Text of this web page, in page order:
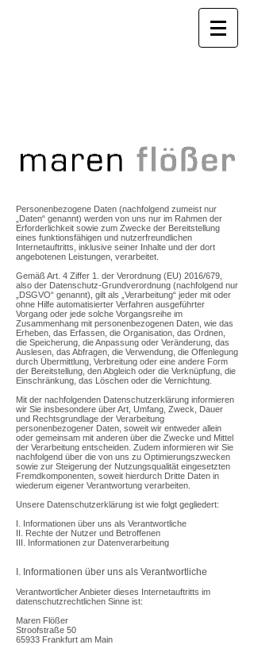
Personenbezogene Daten (nachfolgend zumeist nur
„Daten“ genannt) werden von uns nur im Rahmen der
Erforderlichkeit sowie zum Zwecke der Bereitstellung
eines funktionsfähigen und nutzerfreundlichen
Internetauftritts, inklusive seiner Inhalte und der dort
angebotenen Leistungen, verarbeitet.
Gemäß Art. 4 Ziffer 1. der Verordnung (EU) 2016/679,
also der Datenschutz-Grundverordnung (nachfolgend nur
„DSGVO“ genannt), gilt als „Verarbeitung“ jeder mit oder
ohne Hilfe automatisierter Verfahren ausgeführter
Vorgang oder jede solche Vorgangsreihe im
Zusammenhang mit personenbezogenen Daten, wie das
Erheben, das Erfassen, die Organisation, das Ordnen,
die Speicherung, die Anpassung oder Veränderung, das
Auslesen, das Abfragen, die Verwendung, die Offenlegung
durch Übermittlung, Verbreitung oder eine andere Form
der Bereitstellung, den Abgleich oder die Verknüpfung, die
Einschränkung, das Löschen oder die Vernichtung.
Mit der nachfolgenden Datenschutzerklärung informieren
wir Sie insbesondere über Art, Umfang, Zweck, Dauer
und Rechtsgrundlage der Verarbeitung
personenbezogener Daten, soweit wir entweder allein
oder gemeinsam mit anderen über die Zwecke und Mittel
der Verarbeitung entscheiden. Zudem informieren wir Sie
nachfolgend über die von uns zu Optimierungszwecken
sowie zur Steigerung der Nutzungsqualität eingesetzten
Fremdkomponenten, soweit hierdurch Dritte Daten in
wiederum eigener Verantwortung verarbeiten.
Unsere Datenschutzerklärung ist wie folgt gegliedert:
I. Informationen über uns als Verantwortliche
II. Rechte der Nutzer und Betroffenen
III. Informationen zur Datenverarbeitung
I. Informationen über uns als Verantwortliche
Verantwortlicher Anbieter dieses Internetauftritts im
datenschutzrechtlichen Sinne ist:
Maren Flößer
Stroofstraße 50
65933 Frankfurt am Main